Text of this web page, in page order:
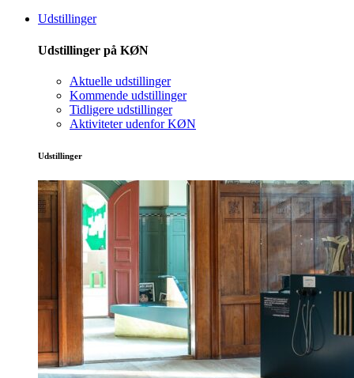
Udstillinger
Udstillinger på KØN
Aktuelle udstillinger
Kommende udstillinger
Tidligere udstillinger
Aktiviteter udenfor KØN
Udstillinger